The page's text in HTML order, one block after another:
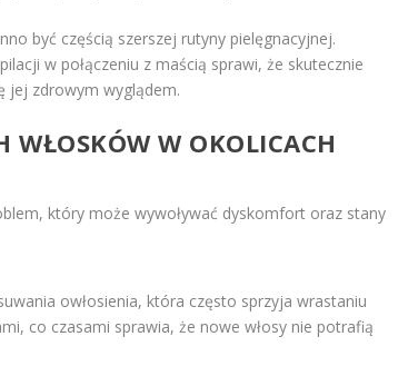
być częścią szerszej rutyny pielęgnacyjnej.
w połączeniu z maścią sprawi, że skutecznie
jej zdrowym wyglądem.
WŁOSKÓW W OKOLICACH
który może wywoływać dyskomfort oraz stany
owłosienia, która często sprzyja wrastaniu
co czasami sprawia, że nowe włosy nie potrafią